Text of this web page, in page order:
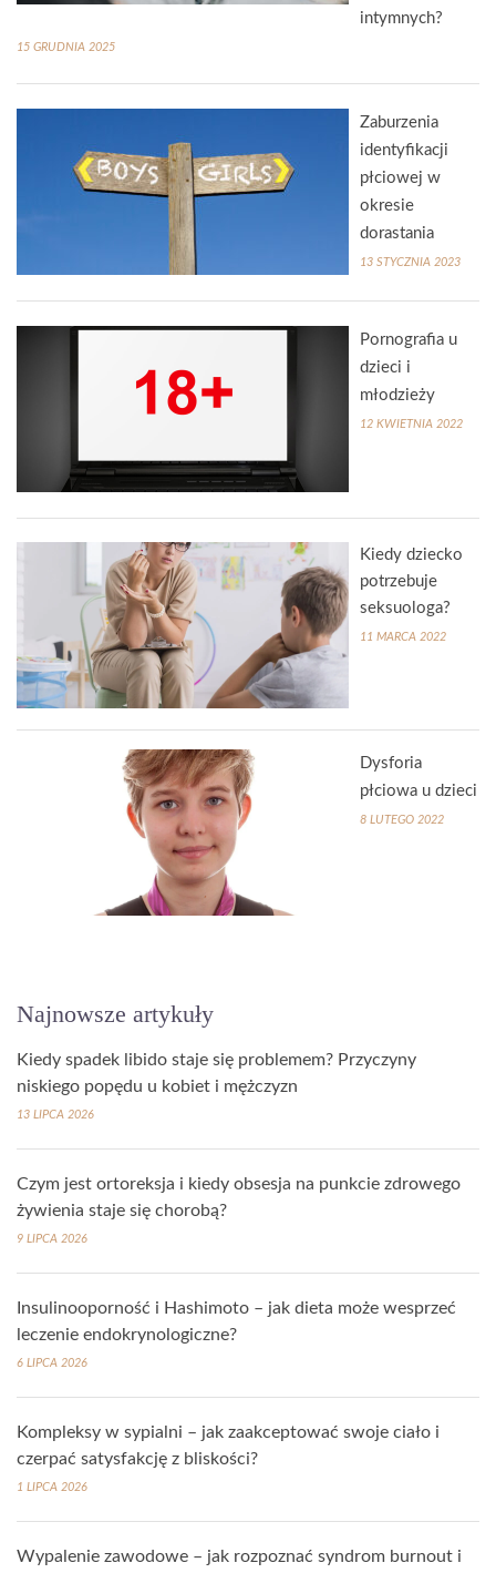
intymnych?
15 GRUDNIA 2025
Zaburzenia
identyfikacji
płciowej w
okresie
dorastania
13 STYCZNIA 2023
Pornografia u
dzieci i
młodzieży
12 KWIETNIA 2022
Kiedy dziecko
potrzebuje
seksuologa?
11 MARCA 2022
Dysforia
płciowa u dzieci
8 LUTEGO 2022
Najnowsze artykuły
Kiedy spadek libido staje się problemem? Przyczyny
niskiego popędu u kobiet i mężczyzn
13 LIPCA 2026
Czym jest ortoreksja i kiedy obsesja na punkcie zdrowego
żywienia staje się chorobą?
9 LIPCA 2026
Insulinooporność i Hashimoto – jak dieta może wesprzeć
leczenie endokrynologiczne?
6 LIPCA 2026
Kompleksy w sypialni – jak zaakceptować swoje ciało i
czerpać satysfakcję z bliskości?
1 LIPCA 2026
Wypalenie zawodowe – jak rozpoznać syndrom burnout i